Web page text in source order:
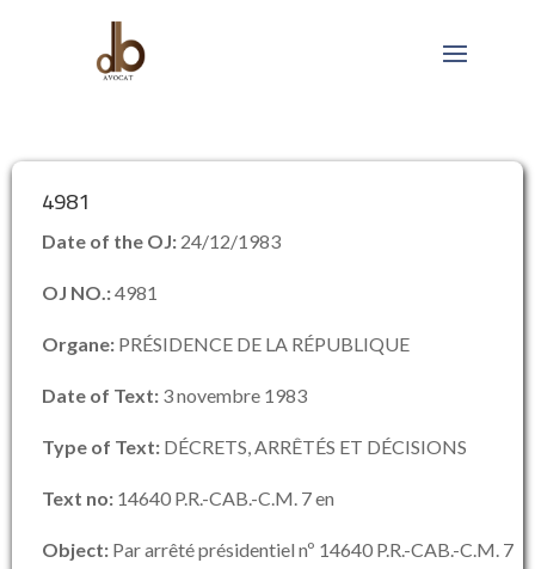
4981
Date of the OJ: 24/12/1983
OJ NO.:4981
Organe: PRÉSIDENCE DE LA RÉPUBLIQUE
Date of Text: 3 novembre 1983
Type of Text: DÉCRETS, ARRÊTÉS ET DÉCISIONS
Text no: 14640 P.R.-CAB.-C.M. 7 en
Object: Par arrêté présidentiel nº 14640 P.R.-CAB.-C.M. 7